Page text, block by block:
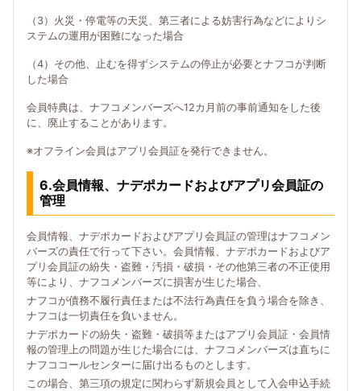
（3）火災・停電等の天災、第三者による妨害行為などによりシ
ステムの運用が困難になった場合
（4）その他、止むを得ずシステムの停止が必要とナフコが判断
した場合
会員特典は、ナフコメンバーズへ12カ月前の事前通知をした後
に、廃止することがあります。
※オフライン会員はアプリ会員証を発行できません。
6.会員情報、ナデポカードおよびアプリ会員証の
管理
会員情報、ナデポカードおよびアプリ会員証の管理はナフコメン
バーズの責任で行って下さい。会員情報、ナデポカードおよびア
プリ会員証の紛失・盗難・汚損・破損・その他第三者の不正使用
等により、ナフコメンバーズに損害が生じた場合、
ナフコが債務不履行責任または不法行為責任を負う場合を除き、
ナフコは一切責任を負いません。
ナデポカードの紛失・盗難・破損等またはアプリ会員証・会員情
報の管理上の問題が生じた場合には、ナフコメンバーズは直ちに
ナフココールセンターに届け出るものとします。
この場合、第三項の規定に関わらず新規会員として入会申込手続